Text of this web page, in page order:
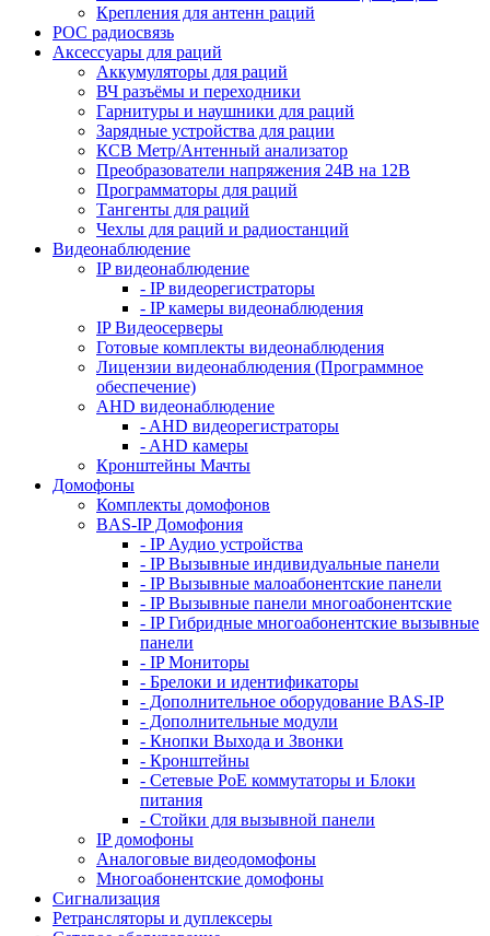
Крепления для антенн раций
POC радиосвязь
Аксессуары для раций
Аккумуляторы для раций
ВЧ разъёмы и переходники
Гарнитуры и наушники для раций
Зарядные устройства для рации
КСВ Метр/Антенный анализатор
Преобразователи напряжения 24В на 12В
Программаторы для раций
Тангенты для раций
Чехлы для раций и радиостанций
Видеонаблюдение
IP видеонаблюдение
- IP видеорегистраторы
- IP камеры видеонаблюдения
IP Видеосерверы
Готовые комплекты видеонаблюдения
Лицензии видеонаблюдения (Программное
обеспечение)
AHD видеонаблюдение
- AHD видеорегистраторы
- AHD камеры
Кронштейны Мачты
Домофоны
Комплекты домофонов
BAS-IP Домофония
- IP Аудио устройства
- IP Вызывные индивидуальные панели
- IP Вызывные малоабонентские панели
- IP Вызывные панели многоабонентские
- IP Гибридные многоабонентские вызывные
панели
- IP Мониторы
- Брелоки и идентификаторы
- Дополнительное оборудование BAS-IP
- Дополнительные модули
- Кнопки Выхода и Звонки
- Кронштейны
- Сетевые PoE коммутаторы и Блоки
питания
- Стойки для вызывной панели
IP домофоны
Аналоговые видеодомофоны
Многоабонентские домофоны
Сигнализация
Ретрансляторы и дуплексеры